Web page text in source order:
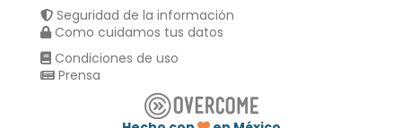
Seguridad de la información
Como cuidamos tus datos
Condiciones de uso
Prensa